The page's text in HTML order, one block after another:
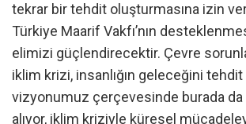
tekrar bir tehdit oluşturmasına izin
Türkiye Maarif Vakfı’nın
elimizi güçlendirecektir. Çevre
iklim krizi, insanlığın geleceğini
vizyonumuz çerçevesinde burada
alıyor, iklim kriziyle küresel